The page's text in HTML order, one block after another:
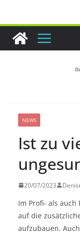
springen
NEWS
Ist zu
20/07/2023
Im Profi- als auch
auf die
aufzubauen.